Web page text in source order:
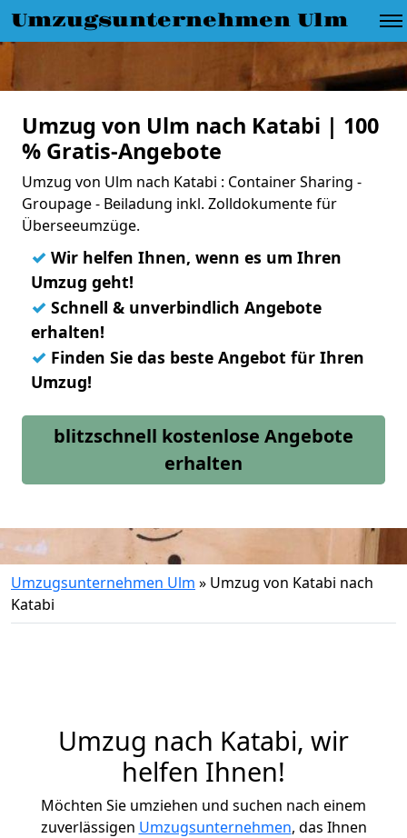
Umzugsunternehmen Ulm
Umzug von Ulm nach Katabi | 100
% Gratis-Angebote
Umzug von Ulm nach Katabi : Container Sharing -
Groupage - Beiladung inkl. Zolldokumente für
Überseeumzüge.
✓ Wir helfen Ihnen, wenn es um Ihren
Umzug geht!
✓ Schnell & unverbindlich Angebote
erhalten!
✓ Finden Sie das beste Angebot für Ihren
Umzug!
blitzschnell kostenlose Angebote
erhalten
Umzugsunternehmen Ulm » Umzug von Katabi nach
Katabi
Umzug nach Katabi, wir
helfen Ihnen!
Möchten Sie umziehen und suchen nach einem
zuverlässigen Umzugsunternehmen, das Ihnen